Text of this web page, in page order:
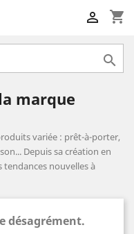
shopping_cart


marque
variée : prêt-à-porter,
Depuis sa création en
tendances nouvelles à
désagrément.